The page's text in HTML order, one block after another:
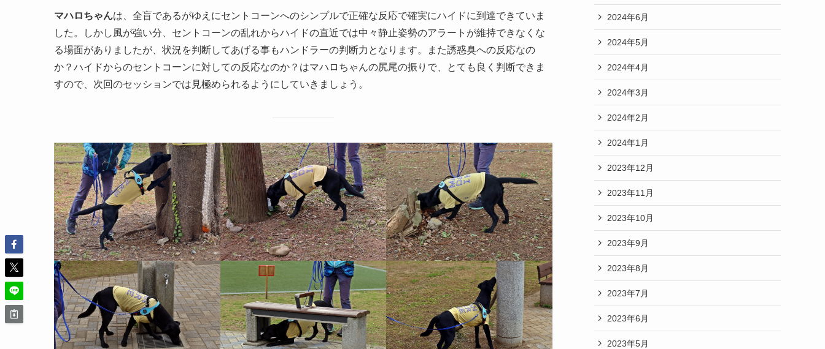
マハロちゃんは、全盲であるがゆえにセントコーンへのシンプルで正確な反応で確実にハイドに到達できていま
した。しかし風が強い分、セントコーンの乱れからハイドの直近では中々静止姿勢のアラートが維持できなくな
る場面がありましたが、状況を判断してあげる事もハンドラーの判断力となります。また誘惑臭への反応なの
か？ハイドからのセントコーンに対しての反応なのか？はマハロちゃんの尻尾の振りで、とても良く判断できま
すので、次回のセッションでは見極められるようにしていきましょう。
2024年6月
2024年5月
2024年4月
2024年3月
2024年2月
2024年1月
2023年12月
2023年11月
2023年10月
2023年9月
2023年8月
2023年7月
2023年6月
2023年5月